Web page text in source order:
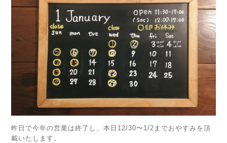
昨日で今年の営業は終了し、本日12/30〜1/2までおやすみを頂
戴いたします。